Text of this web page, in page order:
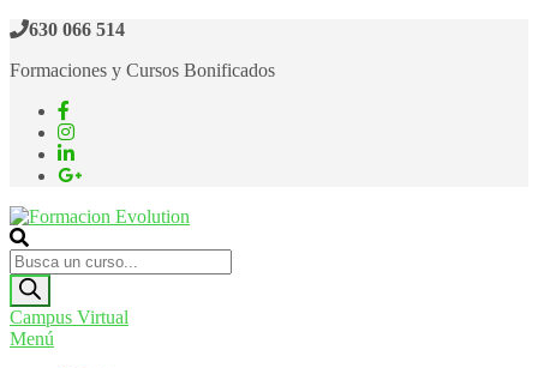
Saltar
contenido
630 066 514
Formaciones y Cursos Bonificados
Formacion Evolution
Cursos de formación continua
Búsqueda
de
productos
Campus Virtual
Menú